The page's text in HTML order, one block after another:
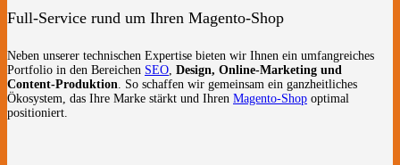
Full-Service rund um Ihren Magento-Shop
Neben unserer technischen Expertise bieten wir Ihnen ein umfangreiches
Portfolio in den Bereichen SEO, Design, Online-Marketing und
Content-Produktion. So schaffen wir gemeinsam ein ganzheitliches
Ökosystem, das Ihre Marke stärkt und Ihren Magento-Shop optimal
positioniert.